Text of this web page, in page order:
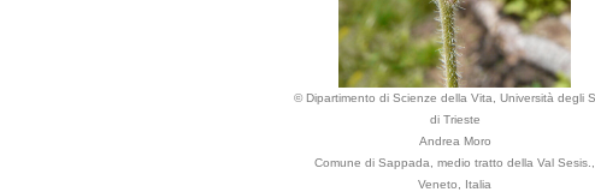
© Dipartimento di Scienze della Vita, Università degli
di Trieste
Andrea Moro
Comune di Sappada, medio tratto della Val Sesis.,
Veneto, Italia